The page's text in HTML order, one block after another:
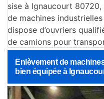
sise à Ignaucourt 80720,
de machines
dispose d’ouvriers
de camions pour
Enlèvement de
bien équipée à